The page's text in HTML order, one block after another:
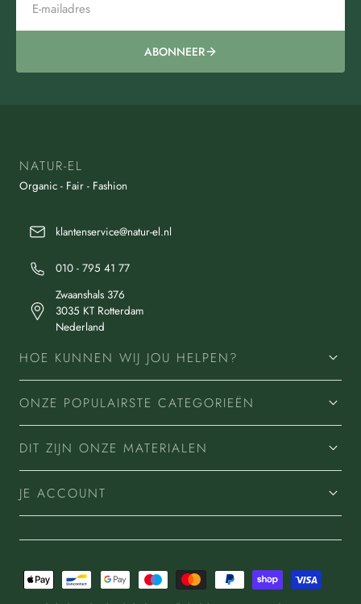
ABONNEER
NATUR-EL
Organic - Fair - Fashion
klantenservice@natur-el.nl
010 - 795 41 77
Zwaanshals 376
3035 KT Rotterdam
Nederland
HOE KUNNEN WIJ JOU HELPEN?
ONZE POPULAIRSTE CATEGORIEËN
DIT ZIJN ONZE MATERIALEN
JE ACCOUNT
Betaalmethoden